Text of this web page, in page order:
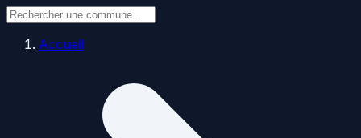
Accueil